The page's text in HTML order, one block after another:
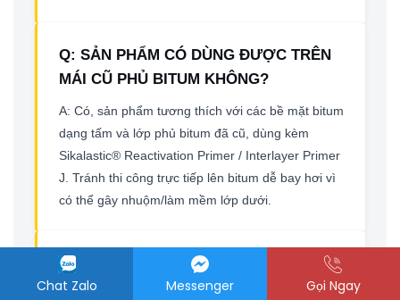
Q: SẢN PHẨM CÓ DÙNG ĐƯỢC TRÊN
MÁI CŨ PHỦ BITUM KHÔNG?
A: Có, sản phẩm tương thích với các bề mặt bitum
dạng tấm và lớp phủ bitum đã cũ, dùng kèm
Sikalastic® Reactivation Primer / Interlayer Primer
J. Tránh thi công trực tiếp lên bitum dễ bay hơi vì
có thể gây nhuộm/làm mềm lớp dưới.
Q: HẠN SỬ DỤNG VÀ ĐIỀU KIỆN BẢO
QUẢN SẢN PHẨM NHƯ THẾ NÀO?
Chat Zalo Messenger Gọi Ngay